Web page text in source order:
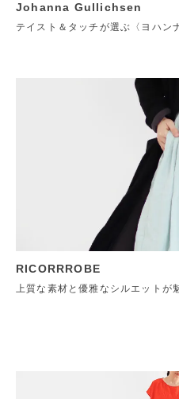
Johanna Gullichsen
テイスト＆タッチが選ぶ〈ヨハン
RICORRROBE
上質な素材と優雅なシルエットが